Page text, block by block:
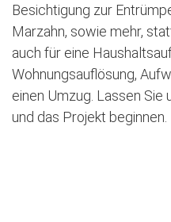
Besichtigung zur
Marzahn, sowie mehr,
auch für eine
Wohnungsauflösung,
einen Umzug. Lassen
und das Projekt beginnen.